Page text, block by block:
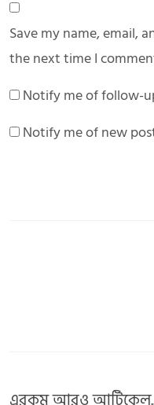
Save my name, email,
the next time I
Notify me of follow-
Notify me of new